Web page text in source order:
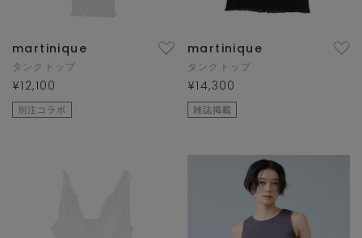
martinique
タンクトップ
¥12,100
別注コラボ
martinique
タンクトップ
¥14,300
雑誌掲載